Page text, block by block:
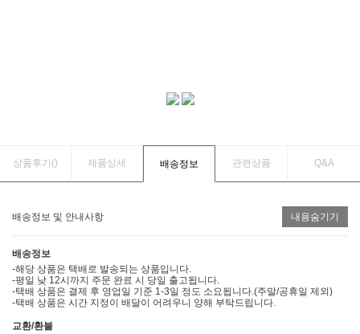
상품후기() 제품상세 배송정보 관련상품 Q&A
배송정보 및 안내사항 내용숨기기
배송정보
-해당 상품은 택배로 발송되는 상품입니다.
-평일 낮 12시까지 주문 완료 시 당일 출고됩니다.
-택배 상품은 결제 후 영업일 기준 1-3일 정도 소요됩니다.(주말/공휴일 제외)
-택배 상품은 시간 지정이 배달이 어려우니 양해 부탁드립니다.
교환/환불